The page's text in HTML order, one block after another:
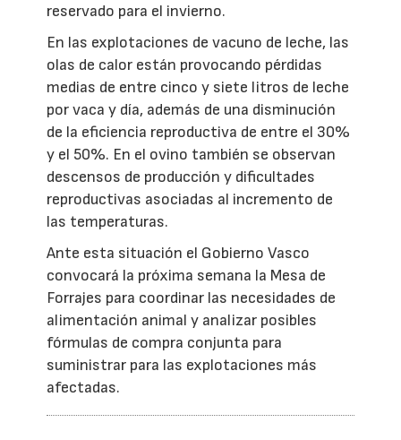
reservado para el invierno.
En las explotaciones de vacuno de leche, las
olas de calor están provocando pérdidas
medias de entre cinco y siete litros de leche
por vaca y día, además de una disminución
de la eficiencia reproductiva de entre el 30%
y el 50%. En el ovino también se observan
descensos de producción y dificultades
reproductivas asociadas al incremento de
las temperaturas.
Ante esta situación el Gobierno Vasco
convocará la próxima semana la Mesa de
Forrajes para coordinar las necesidades de
alimentación animal y analizar posibles
fórmulas de compra conjunta para
suministrar para las explotaciones más
afectadas.